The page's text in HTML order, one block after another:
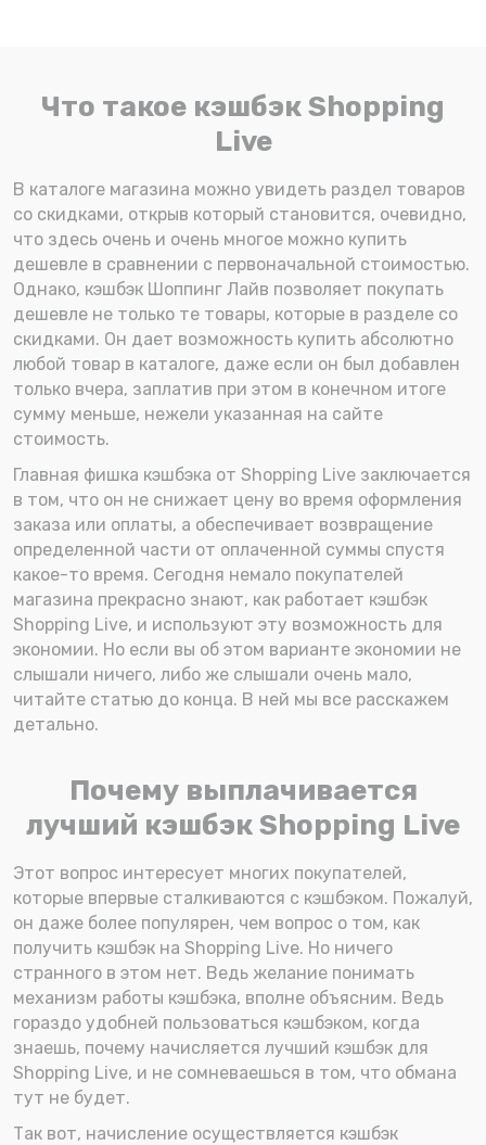
Что такое кэшбэк Shopping
Live
В каталоге магазина можно увидеть раздел товаров
со скидками, открыв который становится, очевидно,
что здесь очень и очень многое можно купить
дешевле в сравнении с первоначальной стоимостью.
Однако, кэшбэк Шоппинг Лайв позволяет покупать
дешевле не только те товары, которые в разделе со
скидками. Он дает возможность купить абсолютно
любой товар в каталоге, даже если он был добавлен
только вчера, заплатив при этом в конечном итоге
сумму меньше, нежели указанная на сайте
стоимость.
Главная фишка кэшбэка от Shopping Live заключается
в том, что он не снижает цену во время оформления
заказа или оплаты, а обеспечивает возвращение
определенной части от оплаченной суммы спустя
какое-то время. Сегодня немало покупателей
магазина прекрасно знают, как работает кэшбэк
Shopping Live, и используют эту возможность для
экономии. Но если вы об этом варианте экономии не
слышали ничего, либо же слышали очень мало,
читайте статью до конца. В ней мы все расскажем
детально.
Почему выплачивается
лучший кэшбэк Shopping Live
Этот вопрос интересует многих покупателей,
которые впервые сталкиваются с кэшбэком. Пожалуй,
он даже более популярен, чем вопрос о том, как
получить кэшбэк на Shopping Live. Но ничего
странного в этом нет. Ведь желание понимать
механизм работы кэшбэка, вполне объясним. Ведь
гораздо удобней пользоваться кэшбэком, когда
знаешь, почему начисляется лучший кэшбэк для
Shopping Live, и не сомневаешься в том, что обмана
тут не будет.
Так вот, начисление осуществляется кэшбэк